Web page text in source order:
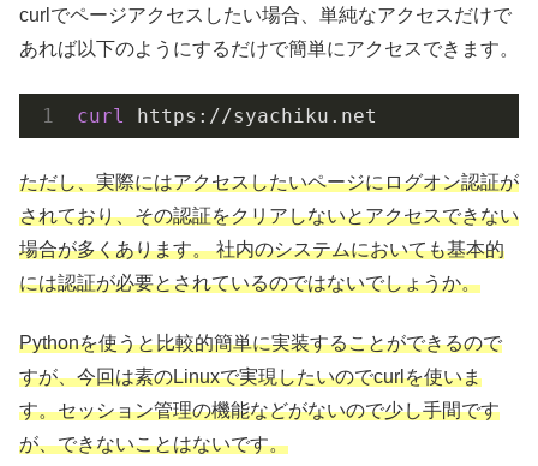
curlでページアクセスしたい場合、単純なアクセスだけで
あれば以下のようにするだけで簡単にアクセスできます。
curl
ただし、実際にはアクセスしたいページにログオン認証が
されており、その認証をクリアしないとアクセスできない
場合が多くあります。 社内のシステムにおいても基本的
には認証が必要とされているのではないでしょうか。
Pythonを使うと比較的簡単に実装することができるので
すが、今回は素のLinuxで実現したいのでcurlを使いま
す。セッション管理の機能などがないので少し手間です
が、できないことはないです。